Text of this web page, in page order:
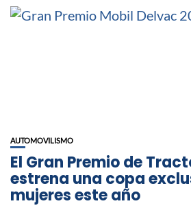
AUTOMOVILISMO
El Gran Premio de
estrena una copa
mujeres este año